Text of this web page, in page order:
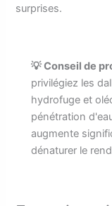
surprises.
💡 Conseil de
privilégiez les
hydrofuge et
pénétration
augmente
dénaturer le